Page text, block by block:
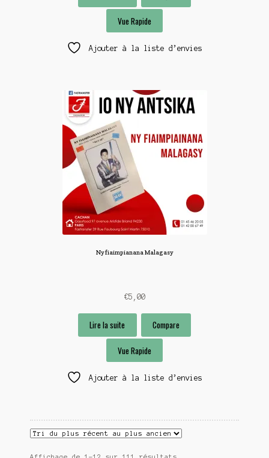
Vue Rapide
Ajouter à la liste d’envies
Ny fiaimpianana Malagasy
€5,00
Lire la suite Compare
Vue Rapide
Ajouter à la liste d’envies
Trié